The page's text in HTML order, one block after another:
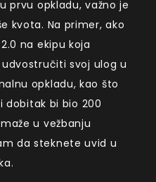
prvu opkladu, važno je
kvota. Na primer, ako
na ekipu koja
svoj ulog u
opkladu, kao što
dobitak bi bio 200
u vežbanju
da steknete uvid u